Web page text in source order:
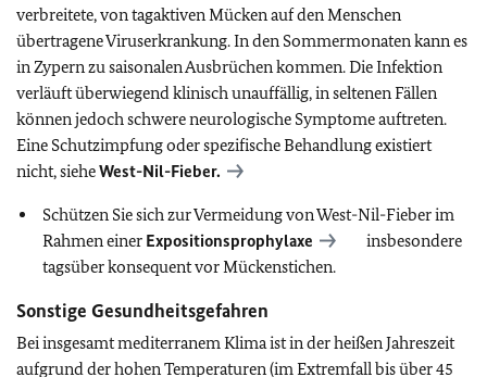
verbreitete, von tagaktiven Mücken auf den Menschen
übertragene Viruserkrankung. In den Sommermonaten kann es
in Zypern zu saisonalen Ausbrüchen kommen. Die Infektion
verläuft überwiegend klinisch unauffällig, in seltenen Fällen
können jedoch schwere neurologische Symptome auftreten.
Eine Schutzimpfung oder spezifische Behandlung existiert
nicht, sieheWest-Nil-Fieber.
Schützen Sie sich zur Vermeidung von West-Nil-Fieber im
Rahmen einer Expositionsprophylaxe
insbesondere
tagsüber konsequent vor Mückenstichen.
Sonstige Gesundheitsgefahren
Bei insgesamt mediterranem Klima ist in der heißen Jahreszeit
aufgrund der hohen Temperaturen (im Extremfall bis über 45